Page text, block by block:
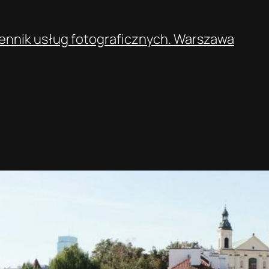
usług fotograficznych. Warszawa